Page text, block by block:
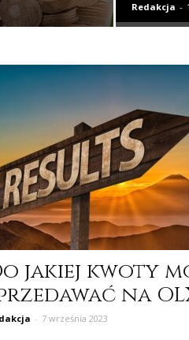
Redakcja -
jakiej kwoty
na
- 7 września 2023